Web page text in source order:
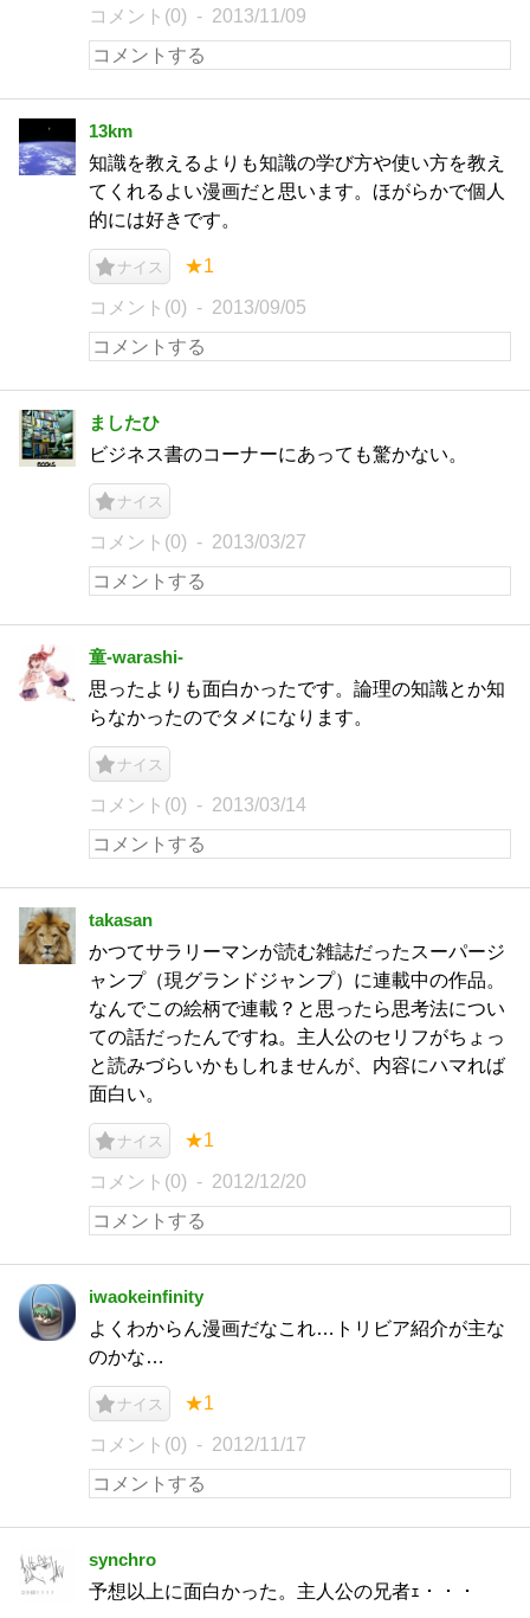
コメント(0) 2013/11/09
13km
知識を教えるよりも知識の学び方や使い方を教え
てくれるよい漫画だと思います。ほがらかで個人
的には好きです。
ナイス ★1
コメント(0) 2013/09/05
ましたひ
ビジネス書のコーナーにあっても驚かない。
ナイス
コメント(0) 2013/03/27
童-warashi-
思ったよりも面白かったです。論理の知識とか知
らなかったのでタメになります。
ナイス
コメント(0) 2013/03/14
takasan
かつてサラリーマンが読む雑誌だったスーパージ
ャンプ（現グランドジャンプ）に連載中の作品。
なんでこの絵柄で連載？と思ったら思考法につい
ての話だったんですね。主人公のセリフがちょっ
と読みづらいかもしれませんが、内容にハマれば
面白い。
ナイス ★1
コメント(0) 2012/12/20
iwaokeinfinity
よくわからん漫画だなこれ…トリビア紹介が主な
のかな…
ナイス ★1
コメント(0) 2012/11/17
synchro
予想以上に面白かった。主人公の兄者ｪ・・・